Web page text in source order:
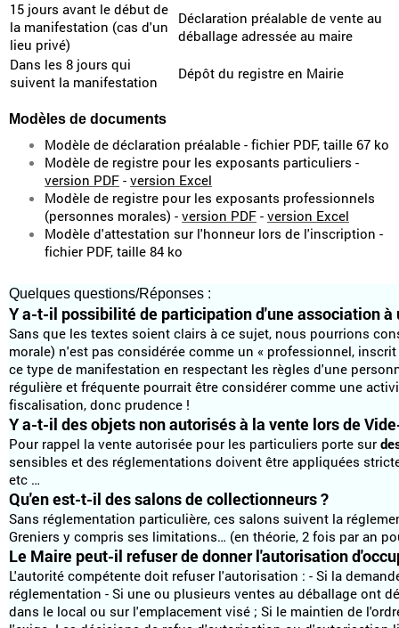
15 jours avant le début de
la manifestation (cas d'un
lieu privé)
Déclaration préalable de vente au
déballage adressée au maire
Dans les 8 jours qui
suivent la manifestation
Dépôt du registre en Mairie
Modèles de documents
Modèle de déclaration préalable - fichier PDF, taille 67 ko
Modèle de registre pour les exposants particuliers -
version PDF - version Excel
Modèle de registre pour les exposants professionnels
(personnes morales) - version PDF - version Excel
Modèle d'attestation sur l'honneur lors de l'inscription -
fichier PDF, taille 84 ko
Quelques questions/Réponses :
Y a-t-il possibilité de participation d'une association à
Sans que les textes soient clairs à ce sujet, nous pourrions
morale) n'est pas considérée comme un « professionnel,
ce type de manifestation en respectant les règles d'une
régulière et fréquente pourrait être considérer comme une
fiscalisation, donc prudence !
Y a-t-il des objets non autorisés à la vente lors de
Pour rappel la vente autorisée pour les particuliers porte sur
sensibles et des réglementations doivent être appliquées
etc …
Qu'en est-t-il des salons de collectionneurs ?
Sans réglementation particulière, ces salons suivent la
Greniers y compris ses limitations… (en théorie, 2 fois par an
Le Maire peut-il refuser de donner l'autorisation
L'autorité compétente doit refuser l'autorisation : - Si la
réglementation - Si une ou plusieurs ventes au déballage ont
dans le local ou sur l'emplacement visé ; Si le maintien de